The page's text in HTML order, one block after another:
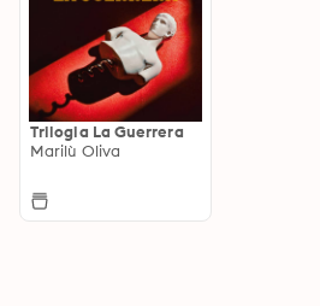
Trilogia La Guerrera
Marilù Oliva